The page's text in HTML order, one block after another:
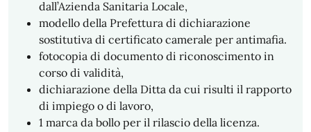
dall’Azienda Sanitaria Locale,
modello della Prefettura di dichiarazione
sostitutiva di certificato camerale per antimafia.
fotocopia di documento di riconoscimento in
corso di validità,
dichiarazione della Ditta da cui risulti il rapporto
di impiego o di lavoro,
1 marca da bollo per il rilascio della licenza.